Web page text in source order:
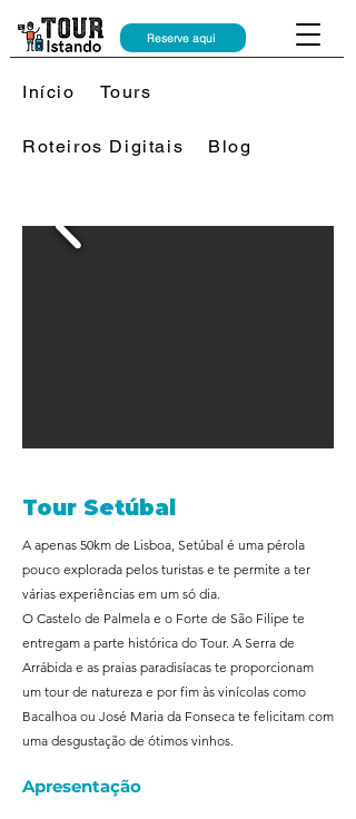
Reserve aqui
Início Tours
Roteiros Digitais Blog
Tour Setúbal
A apenas 50km de Lisboa, Setúbal é uma pérola
pouco explorada pelos turistas e te permite a ter
várias experiências em um só dia.
O Castelo de Palmela e o Forte de São Filipe te
entregam a parte histórica do Tour. A Serra de
Arrábida e as praias paradisíacas te proporcionam
um tour de natureza e por fim às vinícolas como
Bacalhoa ou José Maria da Fonseca te felicitam com
uma desgustação de ótimos vinhos.
Apresentação